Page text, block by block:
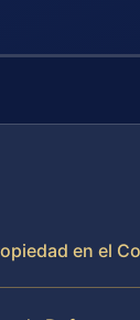
en el